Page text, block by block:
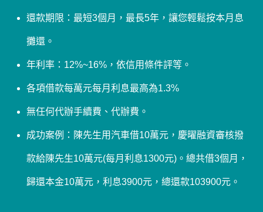
還款期限：最短3個月，最長5年，讓您輕鬆按本月息
攤還。
年利率：12%~16%，依信用條件評等。
各項借款每萬元每月利息最高為1.3%
無任何代辦手續費、代辦費。
成功案例：陳先生用汽車借10萬元，慶曜融資審核撥
款給陳先生10萬元(每月利息1300元)。總共借3個月，
歸還本金10萬元，利息3900元，總還款103900元。